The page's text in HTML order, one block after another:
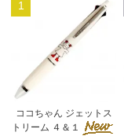
1
ココちゃん ジェットス
トリーム ４＆１